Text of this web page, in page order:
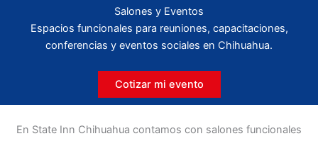
Salones y Eventos
Espacios funcionales para reuniones, capacitaciones,
conferencias y eventos sociales en Chihuahua.
Cotizar mi evento
En State Inn Chihuahua contamos con salones funcionales